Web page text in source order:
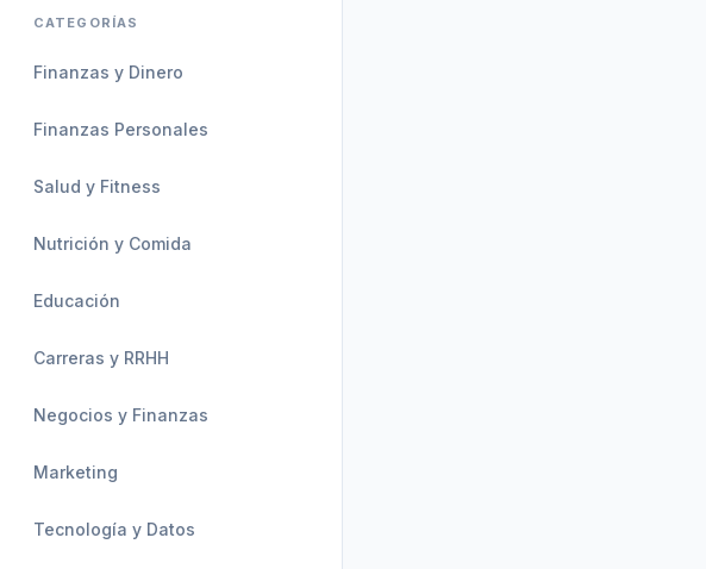
CATEGORÍAS
Finanzas y Dinero
Finanzas Personales
Salud y Fitness
Nutrición y Comida
Educación
Carreras y RRHH
Negocios y Finanzas
Marketing
Tecnología y Datos